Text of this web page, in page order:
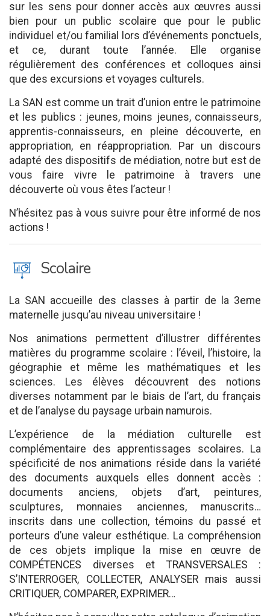
sur les sens pour donner accès aux œuvres aussi
bien pour un public scolaire que pour le public
individuel et/ou familial lors d’événements ponctuels,
et ce, durant toute l’année. Elle organise
régulièrement des conférences et colloques ainsi
que des excursions et voyages culturels.
La SAN est comme un trait d’union entre le patrimoine
et les publics : jeunes, moins jeunes, connaisseurs,
apprentis-connaisseurs, en pleine découverte, en
appropriation, en réappropriation. Par un discours
adapté des dispositifs de médiation, notre but est de
vous faire vivre le patrimoine à travers une
découverte où vous êtes l’acteur !
N’hésitez pas à vous suivre pour être informé de nos
actions !
J Scolaire
La SAN accueille des classes à partir de la 3eme
maternelle jusqu’au niveau universitaire !
Nos animations permettent d’illustrer différentes
matières du programme scolaire : l’éveil, l’histoire, la
géographie et même les mathématiques et les
sciences. Les élèves découvrent des notions
diverses notamment par le biais de l’art, du français
et de l’analyse du paysage urbain namurois.
L’expérience de la médiation culturelle est
complémentaire des apprentissages scolaires. La
spécificité de nos animations réside dans la variété
des documents auxquels elles donnent accès :
documents anciens, objets d’art, peintures,
sculptures, monnaies anciennes, manuscrits…
inscrits dans une collection, témoins du passé et
porteurs d’une valeur esthétique. La compréhension
de ces objets implique la mise en œuvre de
COMPÉTENCES diverses et TRANSVERSALES :
S’INTERROGER, COLLECTER, ANALYSER mais aussi
CRITIQUER, COMPARER, EXPRIMER…